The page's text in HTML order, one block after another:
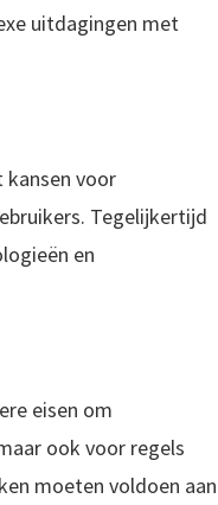
uitdagingen met
voor
Tegelijkertijd
en
eisen om
ook voor regels
moeten voldoen aan